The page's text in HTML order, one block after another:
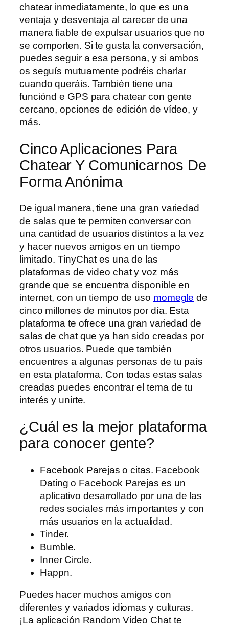
chatear inmediatamente, lo que es una
ventaja y desventaja al carecer de una
manera fiable de expulsar usuarios que no
se comporten. Si te gusta la conversación,
puedes seguir a esa persona, y si ambos
os seguís mutuamente podréis charlar
cuando queráis. También tiene una
funciónd e GPS para chatear con gente
cercano, opciones de edición de vídeo, y
más.
Cinco Aplicaciones Para
Chatear Y Comunicarnos De
Forma Anónima
De igual manera, tiene una gran variedad
de salas que te permiten conversar con
una cantidad de usuarios distintos a la vez
y hacer nuevos amigos en un tiempo
limitado. TinyChat es una de las
plataformas de video chat y voz más
grande que se encuentra disponible en
internet, con un tiempo de uso momegle de
cinco millones de minutos por día. Esta
plataforma te ofrece una gran variedad de
salas de chat que ya han sido creadas por
otros usuarios. Puede que también
encuentres a algunas personas de tu país
en esta plataforma. Con todas estas salas
creadas puedes encontrar el tema de tu
interés y unirte.
¿Cuál es la mejor plataforma
para conocer gente?
Facebook Parejas o citas. Facebook
Dating o Facebook Parejas es un
aplicativo desarrollado por una de las
redes sociales más importantes y con
más usuarios en la actualidad.
Tinder.
Bumble.
Inner Circle.
Happn.
Puedes hacer muchos amigos con
diferentes y variados idiomas y culturas.
¡La aplicación Random Video Chat te